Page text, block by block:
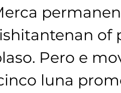
of
Pero e
luna